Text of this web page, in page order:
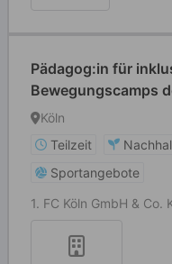
Pädagog:in für
Bewegungscamps
(m/w/d)
Köln
Teilzeit
Sportangebote
1. FC Köln GmbH & Co.